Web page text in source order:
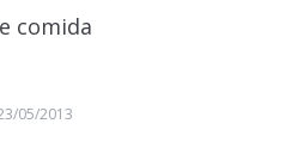
comida
05/2013